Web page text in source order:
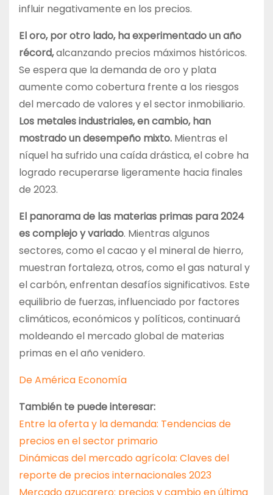
influir negativamente en los precios.
El oro, por otro lado, ha experimentado un año
récord,alcanzando precios máximos históricos.
Se espera que la demanda de oro y plata
aumente como cobertura frente a los riesgos
del mercado de valores y el sector inmobiliario.
Los metales industriales, en cambio, han
mostrado un desempeño mixto. Mientras el
níquel ha sufrido una caída drástica, el cobre ha
logrado recuperarse ligeramente hacia finales
de 2023.
El panorama de las materias primas para 2024
es complejo y variado. Mientras algunos
sectores, como el cacao y el mineral de hierro,
muestran fortaleza, otros, como el gas natural y
el carbón, enfrentan desafíos significativos. Este
equilibrio de fuerzas, influenciado por factores
climáticos, económicos y políticos, continuará
moldeando el mercado global de materias
primas en el año venidero.
De América Economía
También te puede interesar:
Entre la oferta y la demanda: Tendencias de
precios en el sector primario
Dinámicas del mercado agrícola: Claves del
reporte de precios internacionales 2023